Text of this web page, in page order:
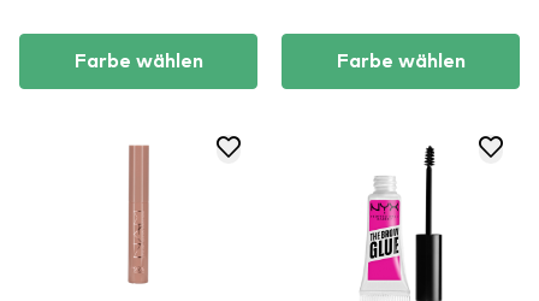
Farbe wählen Farbe wählen